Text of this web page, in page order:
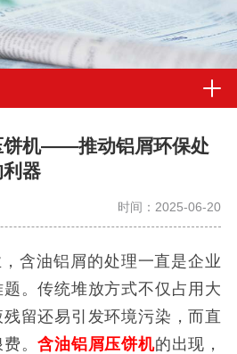
饼机——推动铝屑环保处
器
时间：2025-06-20
含油铝屑的处理一直是企业
。传统堆放方式不仅占用大
留还易引发环境污染，而直
费。含油铝屑压饼机的出现，